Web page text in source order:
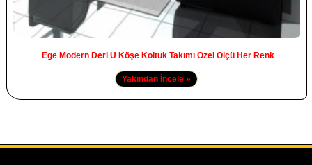
Ege Modern Deri U Köşe Koltuk Takımı Özel Ölçü Her Renk
Yakından İncele »